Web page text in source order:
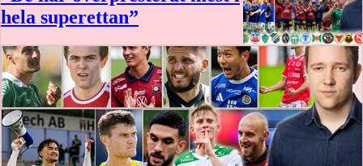
hela superettan”